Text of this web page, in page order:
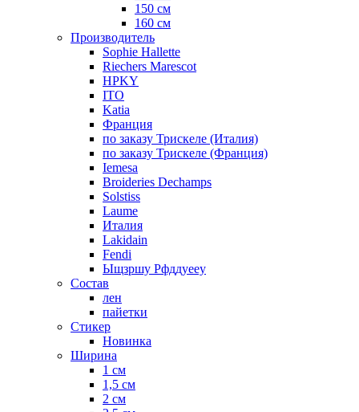
150 см
160 см
Производитель
Sophie Hallette
Riechers Marescot
HPKY
ITO
Katia
Франция
по заказу Трискеле (Италия)
по заказу Трискеле (Франция)
Iemesa
Broideries Dechamps
Solstiss
Laume
Италия
Lakidain
Fendi
Ыщзршу Рфддуееу
Состав
лен
пайетки
Стикер
Новинка
Ширина
1 см
1,5 см
2 см